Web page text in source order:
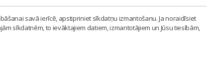
savā ierīcē, apstipriniet sīkdatņu izmantošanu. Ja noraidīsiet
sīkdatnēm, to ievāktajiem datiem, izmantotājiem un Jūsu tiesībām,